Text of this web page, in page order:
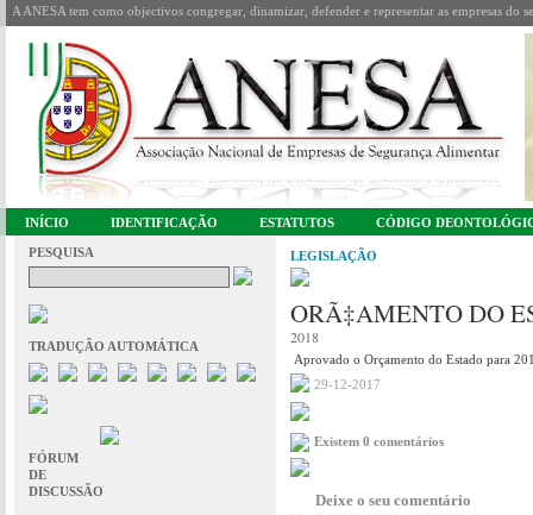
A ANESA tem como objectivos congregar, dinamizar, defender e representar as empresas
INÍCIO IDENTIFICAÇÃO ESTATUTOS CÓDIGO
PESQUISA
TRADUÇÃO AUTOMÁTICA
FÓRUM
DE
DISCUSSÃO
LEGISLAÇÃO
ORÃ‡AMENTO DO
2018
Aprovado o Orçamento do Estado para
29-12-2017
Existem 0 comentários
Deixe o seu comentário